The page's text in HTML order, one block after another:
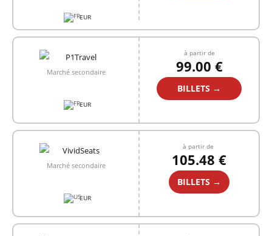
EUR
Marché secondaire
EUR
à partir de
99.00 €
BILLETS →
Marché secondaire
EUR
à partir de
105.48 €
BILLETS →